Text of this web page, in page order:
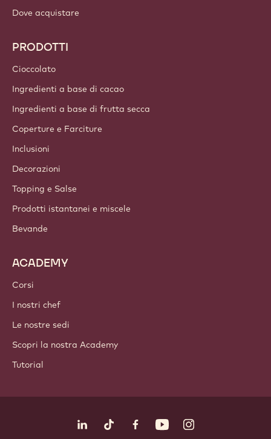
Dove acquistare
PRODOTTI
Cioccolato
Ingredienti a base di cacao
Ingredienti a base di frutta secca
Coperture e Farciture
Inclusioni
Decorazioni
Topping e Salse
Prodotti istantanei e miscele
Bevande
ACADEMY
Corsi
I nostri chef
Le nostre sedi
Scopri la nostra Academy
Tutorial
LinkedIn Opens in a new window.
TikTok Opens in a new window.
Facebook Opens in a new
YouTubeInstagram